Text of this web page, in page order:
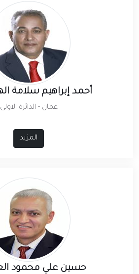
أحمد إبراهيم سلامة
عمان - الدائرة الاولى
المزيد
حسين علي محمود